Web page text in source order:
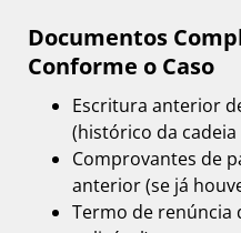
Documentos
Conforme o Caso
Escritura anterior
(histórico da
Comprovantes de
anterior (se já
Termo de renúncia